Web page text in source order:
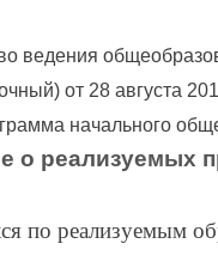
ведения
от 28 августа
начального
о реализуемых
по реализуемым